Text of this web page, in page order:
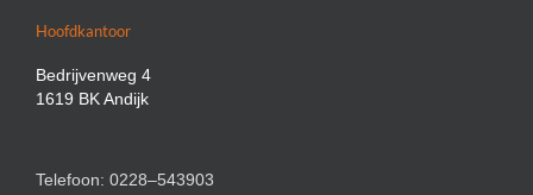
Hoofdkantoor
Bedrijvenweg 4
1619 BK Andijk
Telefoon: 0228–543903